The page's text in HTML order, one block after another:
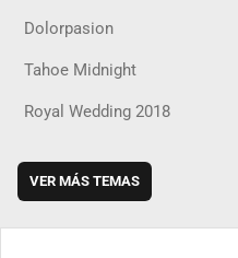
Dolorpasion
Tahoe Midnight
Royal Wedding 2018
VER MÁS TEMAS